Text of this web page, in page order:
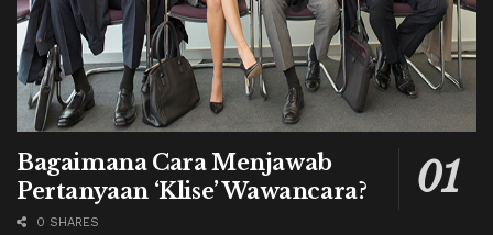
Bagaimana Cara Menjawab
Pertanyaan ‘Klise’ Wawancara?
0 SHARES